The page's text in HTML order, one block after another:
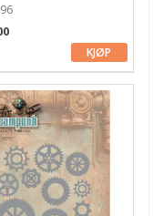
KJØP